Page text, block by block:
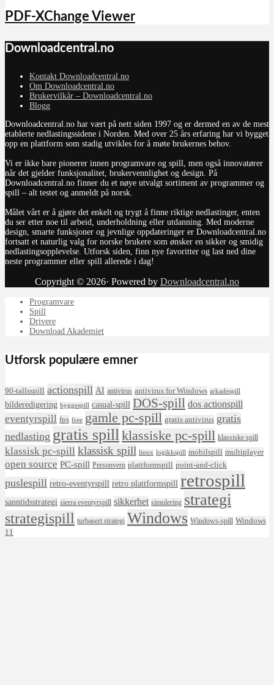
PDF-XChange Viewer
Downloadcentral.no
Kontakt Downloadcentral.no
Om Downloadcentral.no
Brukervilkår – Downloadcentral.no
Blogg
Downloadcentral.no har vært på nett siden 1997 og er dermed en av de mest
etablerte nedlastingssidene i Norden. Med over 25 års erfaring har vi bygget
opp en plattform som stadig utvikles for å møte brukernes behov.
Vi er ikke bare pionerer innen programvare og spill, men også innovatører
når det gjelder funksjonalitet, brukervennlighet og design. På
Downloadcentral.no finner du et nøye utvalgt sortiment av programmer og
spill – alt testet og anmeldt på norsk.
Målet vårt er å gjøre det enkelt og trygt å finne riktige nedlastinger, enten
du ser etter noe til arbeid, underholdning eller utdanning. Med moderne
design, smarte funksjoner og jevnlige oppdateringer er Downloadcentral.no
fortsatt et naturlig valg for norske brukere som ønsker en sikker og smidig
nedlastingsopplevelse. Utforsk siden, finn nye favoritter og last ned dine
neste programmer eller spill allerede i dag!
Copyright © 2026· Powered by Downloadcentral.no
Programvare
Spill
Drivere
Download Akademiet
Utforsk populære emner
90-tallsspill actionspill AI antivirus antivirus for Windows arkadespill
bilderedigering byggespill casual-spill DOS-spill dos actionspill
eventyrspill fps free gamle pc-spill gratis antivirus gratis
nedlasting gratis spillklassiske pc-spill klassiske spill
klassisk pc-spill klassisk spill linux logikkspill mobilspill multiplayer
open source PC-spill Personvern plattformspill point-and-click
puslespill retro-eventyrspill retro plattformspill retrospill
sanntidsstrategi sierra eventyrspill sikkerhet simulering strategi
strategispill turbasert strategi Windows Windows-spill Windows
11